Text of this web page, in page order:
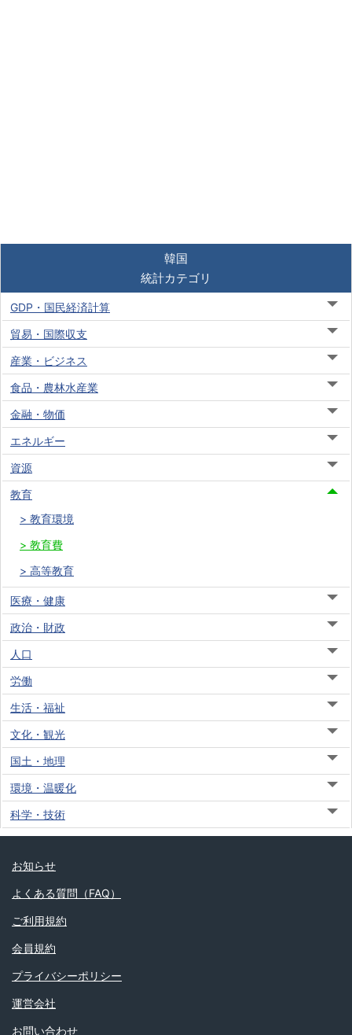
韓国
統計カテゴリ
GDP・国民経済計算
貿易・国際収支
産業・ビジネス
食品・農林水産業
金融・物価
エネルギー
資源
教育
教育環境
教育費
高等教育
医療・健康
政治・財政
人口
労働
生活・福祉
文化・観光
国土・地理
環境・温暖化
科学・技術
お知らせ
よくある質問（FAQ）
ご利用規約
会員規約
プライバシーポリシー
運営会社
お問い合わせ